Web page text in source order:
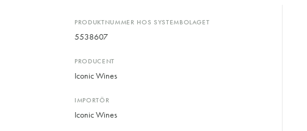
PRODUKTNUMMER HOS SYSTEMBOLAGET
5538607
PRODUCENT
Iconic Wines
IMPORTÖR
Iconic Wines